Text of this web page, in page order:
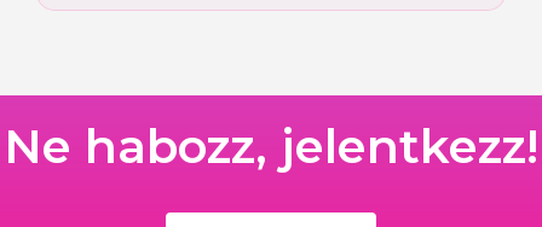
Ne habozz, jelentkezz!